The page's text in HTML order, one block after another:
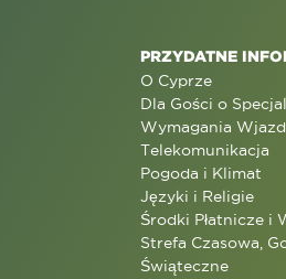
PRZYDATNE
O Cyprze
Dla Gości o
Wymagania
Telekomunikacja
Pogoda i Klimat
Języki i Religie
Środki Płatnicze i
Strefa Czasowa,
Świąteczne